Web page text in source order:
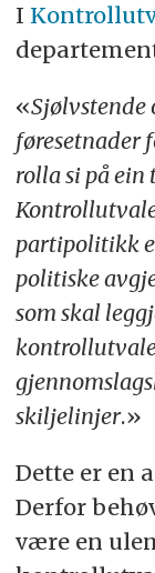
I
«
føresetnader
rolla si på
partipolitikk
politiske
som skal
skiljelinjer.»
Dette er en
Derfor
være en